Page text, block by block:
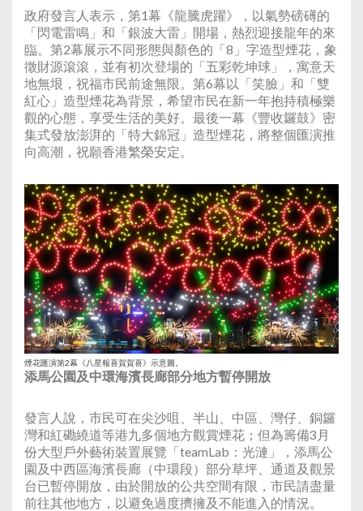
政府發言人表示，第1幕《龍騰虎躍》，以氣勢磅礡的
「閃電雷鳴」和「銀波大雷」開場，熱烈迎接龍年的來
臨。第2幕展示不同形態與顏色的「8」字造型煙花，象
徵財源滾滾，並有初次登場的「五彩乾坤球」，寓意天
地無垠，祝福市民前途無限。第6幕以「笑臉」和「雙
紅心」造型煙花為背景，希望市民在新一年抱持積極樂
觀的心態，享受生活的美好。最後一幕《豐收鑼鼓》密
集式發放澎湃的「特大錦冠」造型煙花，將整個匯演推
向高潮，祝願香港繁榮安定。
煙花匯演第2幕《八星報喜賀賀喜》示意圖。
添馬公園及中環海濱長廊部分地方暫停開放
發言人說，市民可在尖沙咀、半山、中區、灣仔、銅鑼
灣和紅磡繞道等港九多個地方觀賞煙花；但為籌備3月
份大型戶外藝術裝置展覽「teamLab：光漣」，添馬公
園及中西區海濱長廊（中環段）部分草坪、通道及觀景
台已暫停開放，由於開放的公共空間有限，市民請盡量
前往其他地方，以避免過度擠擁及不能進入的情況。